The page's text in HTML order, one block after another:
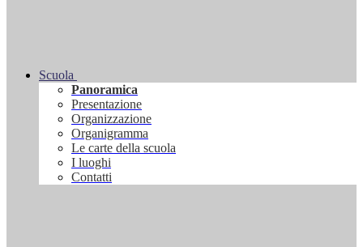
Scuola
Panoramica
Presentazione
Organizzazione
Organigramma
Le carte della scuola
I luoghi
Contatti